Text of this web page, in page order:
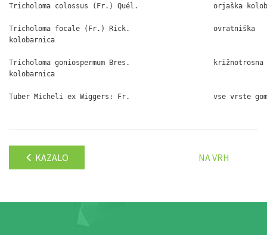
Tricholoma colossus (Fr.) Quél.                  orjaška
Tricholoma focale (Fr.) Rick.                    ovratniška
kolobarnica
Tricholoma goniospermum Bres.                    križnotrosna
kolobarnica
Tuber Micheli ex Wiggers: Fr.                    vse vrste
KAZALO NA VRH